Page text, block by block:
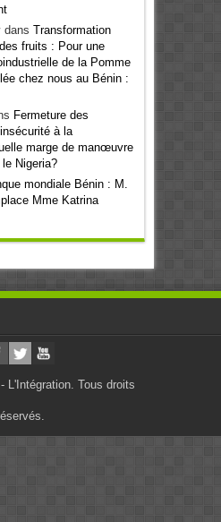
dans Transformation
fruits : Pour une
de la Pomme
chez nous au Bénin :
Fermeture des
à la
marge de manœuvre
Nigeria?
mondiale Bénin : M.
Mme Katrina
L'Intégration. Tous droits